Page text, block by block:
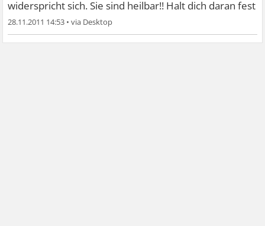
widerspricht sich. Sie sind heilbar!! Halt dich daran fest
28.11.2011 14:53 •